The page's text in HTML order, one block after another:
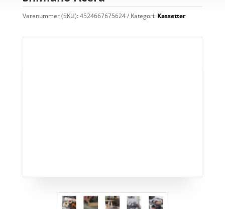
Varenummer (SKU):4524667675624 Kategori: Kassetter